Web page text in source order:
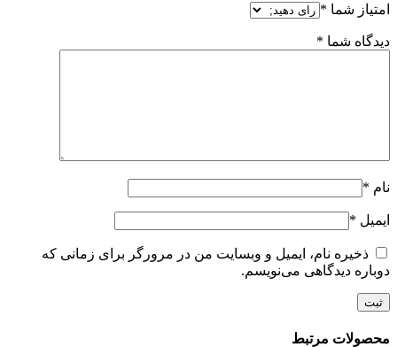
امتیاز شما *
دیدگاه شما *
نام *
ایمیل *
ذخیره نام، ایمیل و وبسایت من در مرورگر برای زمانی که
دوباره دیدگاهی می‌نویسم.
محصولات مرتبط